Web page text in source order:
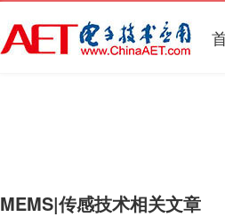
MEMS|传感技术相关文章